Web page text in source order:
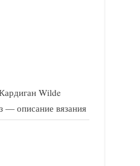
Wilde
— описание вязания